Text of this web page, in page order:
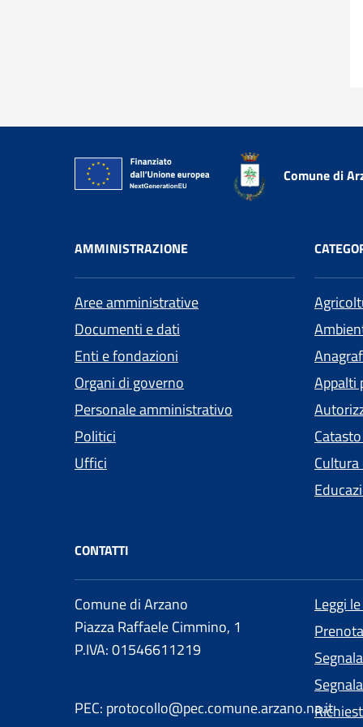
Comune di
AMMINISTRAZIONE
Aree amministrative
Documenti e dati
Enti e fondazioni
Organi di governo
Personale amministrativo
Politici
Uffici
Appalti
CONTATTI
Comune di Arzano
Piazza Raffaele Cimmino, 1
P.IVA: 01546611219
PEC: protocollo@pec.comune.arzano.na.it
Leggi